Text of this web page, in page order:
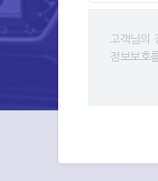
고객님의
정보보호